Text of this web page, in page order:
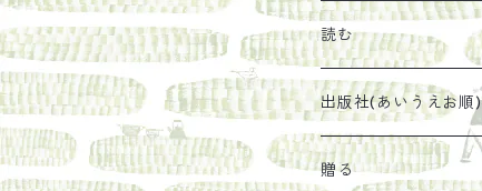
珈琲豆
太山寺珈琲焙煎室
うめぼし
塩
オリーブオイル
エコラップ
石けん
ヘチマたわし
読む
刊行から時間が経っ
贈り物に勧めたい絵本
出版社(あいうえお順)
らくだ舎出帆室
贈る